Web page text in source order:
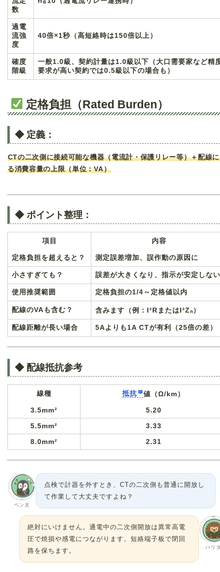
数
過電
流強
度
40倍×1秒（高短絡時は150倍以上）
確度
階級
一般1.0級、契約計量は1.0級以下（大口需要家など精
要求が高い契約では0.5級以下の場合も）
定格負担（Rated Burden）
◆ 定義：
CTの二次側に接続可能な機器（電流計・保護リレー等）＋配線
る消費容量の上限（単位：VA）
◆ ポイント整理：
項目 内容
定格負担を超えると？ 測定誤差増加、誤作動の原因に
小さすぎても？ 誤差が大きくなり、指示が安定しない
使用推奨範囲 定格負担の1/4～定格値以内
配線のVAも含む？ 含みます（例：I²RまたはI²Zₙ）
配線距離が長い場合 5Aよりも1A CTが有利（25倍の差）
◆ 配線抵抗参考
線種 抵抗 値（Ω/km）
3.5mm² 5.20
5.5mm² 3.33
8.0mm² 2.31
ペン太
点検で計器を外すとき、CTの二次側も普通に開放し
て作業して大丈夫ですよね？
ハリ
絶対にいけません。通電中の二次側開放は異常高電
圧で焼損や感電につながります。短絡端子板で閉回
路を保ちます。